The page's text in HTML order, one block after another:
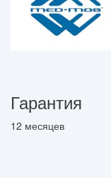
Гарантия
12 месяцев